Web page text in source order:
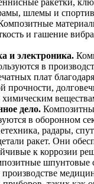
ракетки,
шлемы и
и гашение
и электроника.
в
плат
прочности,
химическим
дело.
в оборонном
радары,
ракет. Они
к коррозии
шпунтовые